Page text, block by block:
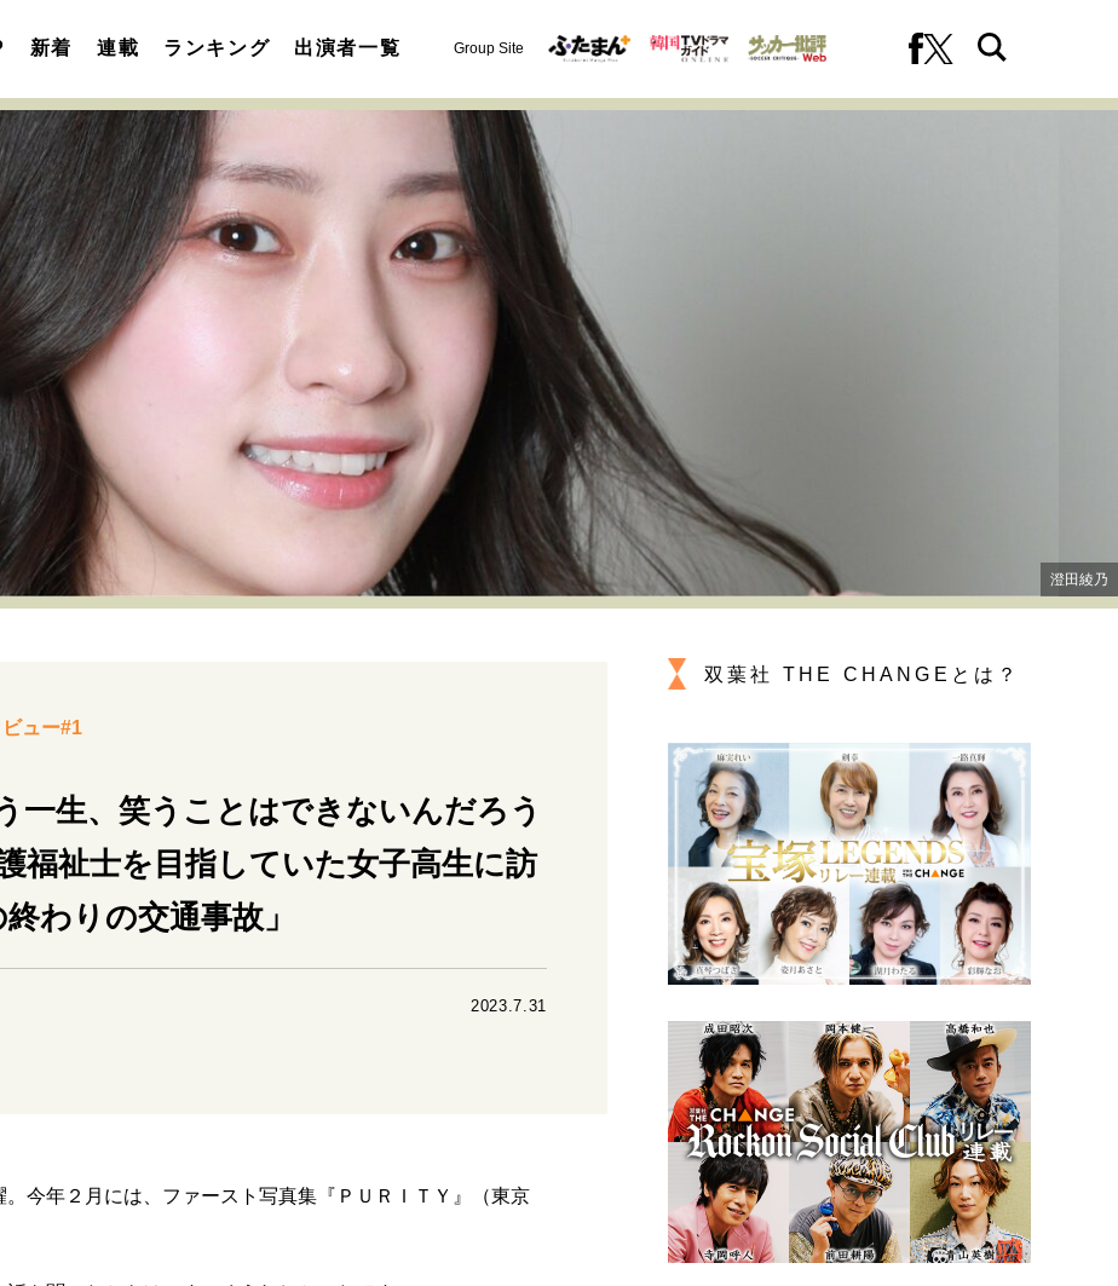
新着 連載 ランキング 出演者一覧 Group Site
運命を変えた出会い 未知への挑戦
表現者の葛藤
10代の挫折と原点
セカンドキャリアの描き方 独立という決断 大人の学び直し
ファーストキャリアを拓く
夢を掴む選択
リーダーの流儀 変革の原動力 次世代へのバトン トップが描く未来
40代からの景色
一生モノの愛用品
地域とつながる/お金との付き合い方
澄田綾乃
ュー#1
一生、笑うことはできないんだろう
福祉士を目指していた女子高生に訪
わりの交通事故」
2023.7.31
今年２月には、ファースト写真集『ＰＵＲＩＴＹ』（東京
双葉社 THE CHANGEとは？